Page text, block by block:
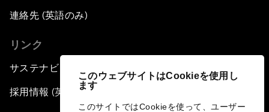
このウェブサイトはCookieを使用し
ます
このサイトではCookieを使って、ユーザー
連絡先 (英語のみ)
リンク
サステナビリティへの取り組み
採用情報 (英語のみ)